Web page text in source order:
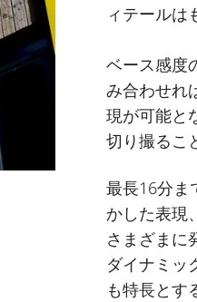
ィテールは
ベース感度
み合わせれ
現が可能と
切り撮るこ
最長16分ま
かした表現
さまざまに
ダイナミッ
も特長とす